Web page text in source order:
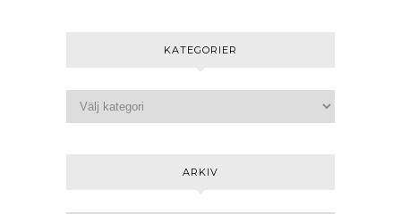
KATEGORIER
ARKIV